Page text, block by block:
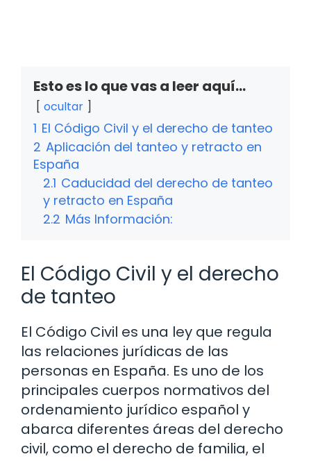
Esto es lo que vas a leer aquí...
ocultar
1 El Código Civil y el derecho de tanteo
2 Aplicación del tanteo y retracto en
España
2.1 Caducidad del derecho de tanteo
y retracto en España
2.2 Más Información:
El Código Civil y el derecho
de tanteo
El Código Civil es una ley que regula
las relaciones jurídicas de las
personas en España. Es uno de los
principales cuerpos normativos del
ordenamiento jurídico español y
abarca diferentes áreas del derecho
civil, como el derecho de familia, el